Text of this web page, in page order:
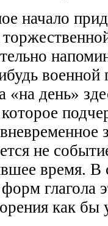
начало
«на день»
не
время. В
глагола
как бы